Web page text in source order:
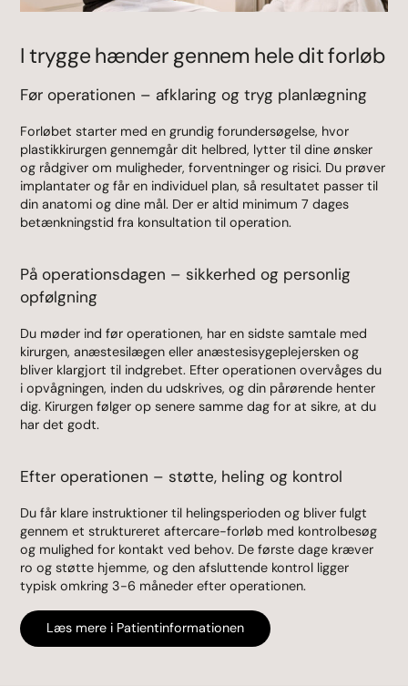
I trygge hænder gennem hele dit forløb
Før operationen – afklaring og tryg planlægning
Forløbet starter med en grundig forundersøgelse, hvor
plastikkirurgen gennemgår dit helbred, lytter til dine ønsker
og rådgiver om muligheder, forventninger og risici. Du prøver
implantater og får en individuel plan, så resultatet passer til
din anatomi og dine mål. Der er altid minimum 7 dages
betænkningstid fra konsultation til operation.
På operationsdagen – sikkerhed og personlig
opfølgning
Du møder ind før operationen, har en sidste samtale med
kirurgen, anæstesilægen eller anæstesisygeplejersken og
bliver klargjort til indgrebet. Efter operationen overvåges du
i opvågningen, inden du udskrives, og din pårørende henter
dig. Kirurgen følger op senere samme dag for at sikre, at du
har det godt.
Efter operationen – støtte, heling og kontrol
Du får klare instruktioner til helingsperioden og bliver fulgt
gennem et struktureret aftercare-forløb med kontrolbesøg
og mulighed for kontakt ved behov. De første dage kræver
ro og støtte hjemme, og den afsluttende kontrol ligger
typisk omkring 3-6 måneder efter operationen.
Læs mere i Patientinformationen